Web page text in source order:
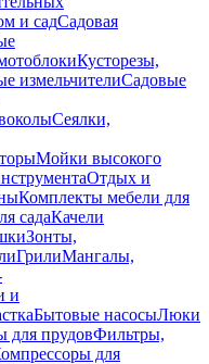
и садСадовая
Кусторезы,
измельчителиСадовые
Сеялки,
Мойки высокого
Отдых и
Комплекты мебели для
садаКачели
Зонты,
ГрилиМангалы,
и
Бытовые насосыЛюки
для прудовФильтры,
для